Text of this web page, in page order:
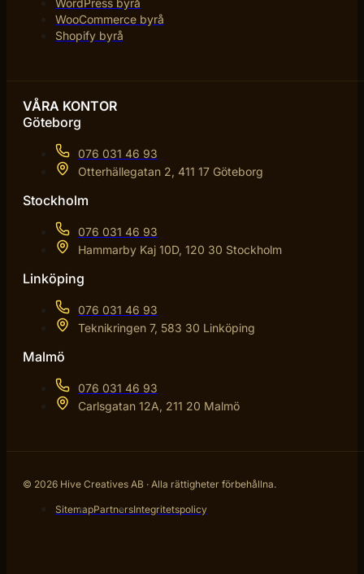
WordPress byrå
WooCommerce byrå
Shopify byrå
VÅRA KONTOR
Göteborg
076 031 46 93
Otterhällegatan 2, 411 17 Göteborg
Stockholm
076 031 46 93
Hammarby Kaj 10D, 120 30 Stockholm
Linköping
076 031 46 93
Teknikringen 7, 583 30 Linköping
Malmö
076 031 46 93
Carlsgatan 12A, 211 20 Malmö
© 2026 Hive Creatives AB · Alla rättigheter förbehållna.
SitemapPartnersIntegritetspolicy